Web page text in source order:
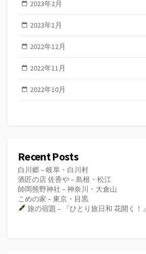
2023年2月
2023年1月
2022年12月
2022年11月
2022年10月
Recent Posts
白川郷 – 岐阜・白川村
酒匠の店 佐香や – 島根・松江
師岡熊野神社 – 神奈川・大倉山
こめの家 – 東京・目黒
旅の宿題 – 『ひとり旅日和 花開く！』